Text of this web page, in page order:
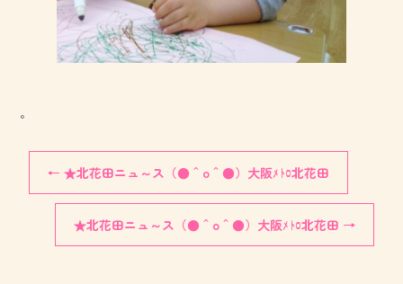
。
← ★北花田ニュ～ス（●＾o＾●）大阪ﾒﾄﾛ北花田
★北花田ニュ～ス（●＾o＾●）大阪ﾒﾄﾛ北花田 →